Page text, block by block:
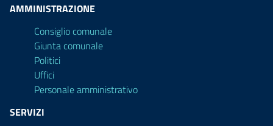
AMMINISTRAZIONE
Consiglio comunale
Giunta comunale
Politici
Uffici
Personale amministrativo
SERVIZI